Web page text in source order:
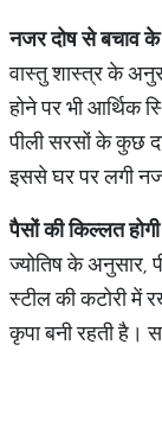
नजरदोषसेबचावके
वास्तु शास्त्र के
होने पर भी आर्थिक
पीली सरसों के कुछ
इससे घर पर लगी
पैसोंकीकिल्लतहोगी
ज्योतिष के अनुसार,
स्टील की कटोरी में
कृपा बनी रहती है।